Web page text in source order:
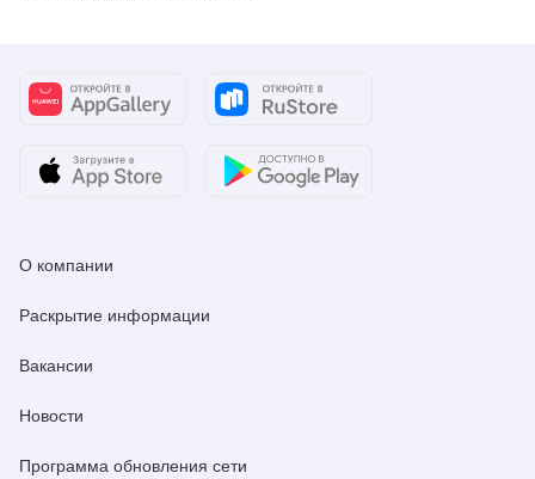
О компании
Раскрытие информации
Вакансии
Новости
Программа обновления сети